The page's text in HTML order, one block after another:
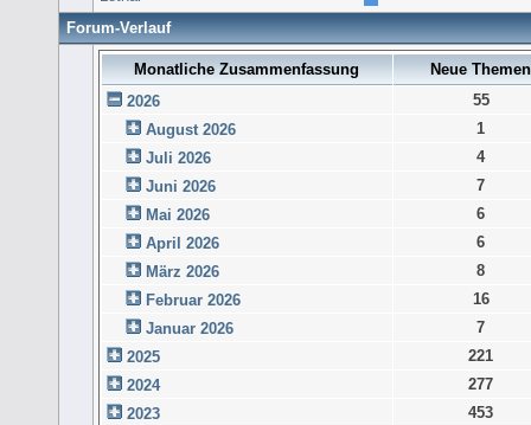
Forum-Verlauf
Monatliche Zusammenfassung
Neue Themen
2026
55
August 2026
1
Juli 2026
4
Juni 2026
7
Mai 2026
6
April 2026
6
März 2026
8
Februar 2026
16
Januar 2026
7
2025
221
2024
277
2023
453